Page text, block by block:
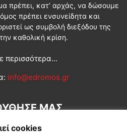
πρέπει, κατ’ αρχάς, να δώσουμε
πρέπει ενσυνείδητα και
ως συμβολή διεξόδου της
καθολική κρίση.
περισσότερα...
info@edromos.gr
ΜΑΣ
cookies